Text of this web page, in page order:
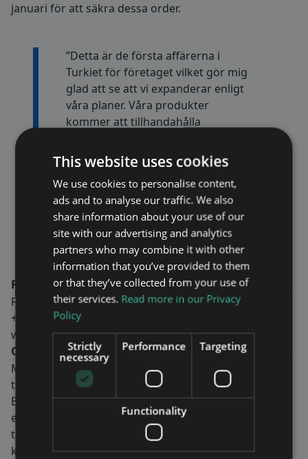
januari för att säkra dessa order.
”Detta är de första affärerna i
Turkiet för företaget vilket gör mig
glad att se att vi expanderar enligt
våra planer. Våra produkter
kommer att tillhandahålla
radiotäckning för polis, ambulans
och brandkår i de turkiska
vägtunnlarna, vilket också visar
vår produktplattforms förmåga
och flexibilitet, säger Fredrik
Ekström, VD för Maven Wireless.
För mer information, kontakta:
Fredrik Ekström, CEO
+46-8-760 43 00
www.mavenwireless.com
Om Maven Wireless
Maven Wireless erbjuder banbrytande lösningar för
trådlös inomhustäckning.
Bolaget erbjuder end-to-end digitala lösningar med
enastående prestanda. Produkterna säkerställer
trådlös täckning för såväl kritiska tjänster som
konsumenttjänster och används i tunnlar, tåg,
This website uses cookies
We use cookies to personalise content,
ads and to analyse our traffic. We also
share information about your use of our
site with our advertising and analytics
partners who may combine it with other
information that you’ve provided to them
or that they’ve collected from your use of
their services. Read more in our Privacy
Policy
Strictly
necessary
Performance Targeting
Functionality